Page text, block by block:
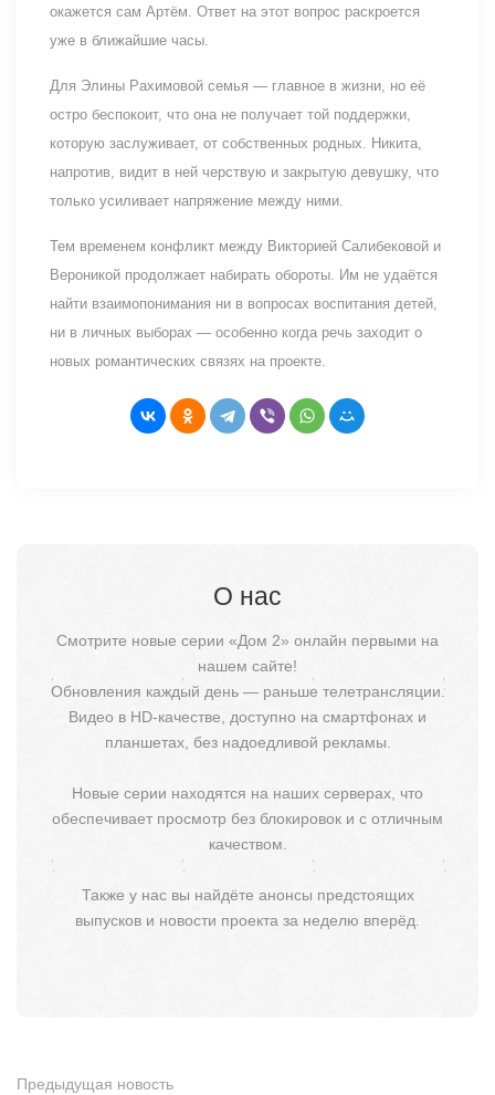
окажется сам Артём. Ответ на этот вопрос раскроется
уже в ближайшие часы.
Для Элины Рахимовой семья — главное в жизни, но её
остро беспокоит, что она не получает той поддержки,
которую заслуживает, от собственных родных. Никита,
напротив, видит в ней черствую и закрытую девушку, что
только усиливает напряжение между ними.
Тем временем конфликт между Викторией Салибековой и
Вероникой продолжает набирать обороты. Им не удаётся
найти взаимопонимания ни в вопросах воспитания детей,
ни в личных выборах — особенно когда речь заходит о
новых романтических связях на проекте.
О нас
Смотрите новые серии «Дом 2» онлайн первыми на
нашем сайте!
Обновления каждый день — раньше телетрансляции.
Видео в HD-качестве, доступно на смартфонах и
планшетах, без надоедливой рекламы.
Новые серии находятся на наших серверах, что
обеспечивает просмотр без блокировок и с отличным
качеством.
Также у нас вы найдёте анонсы предстоящих
выпусков и новости проекта за неделю вперёд.
Предыдущая новость